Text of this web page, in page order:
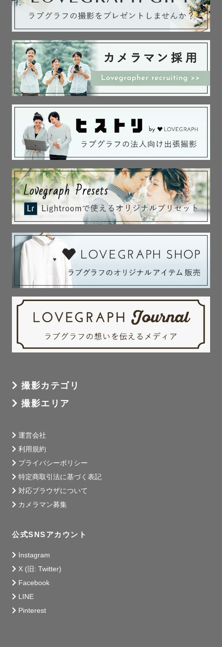
撮影カテゴリ
撮影エリア
運営会社
利用規約
プライバシーポリシー
特定商取引法に基づく表記
対応ブラウザについて
カメラマン募集
公式SNSアカウント
Instagram
X (旧: Twitter)
Facebook
LINE
Pinterest